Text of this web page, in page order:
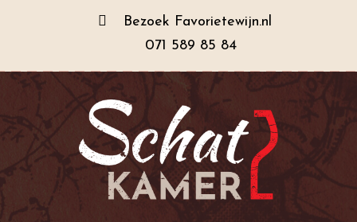
Bezoek Favorietewijn.nl
071 589 85 84